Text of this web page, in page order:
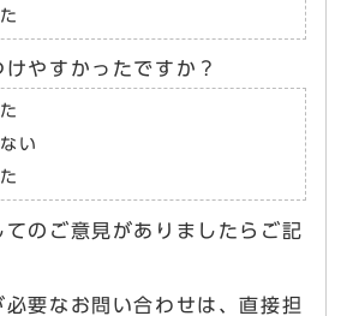
やすかったですか？
い
てのご意見がありましたらご記
必要なお問い合わせは、直接担